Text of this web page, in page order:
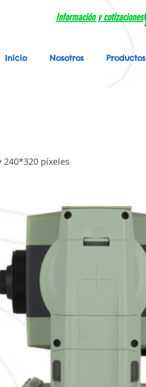
Información y cotizaciones
Inicio Nosotros Productos
240*320 píxeles